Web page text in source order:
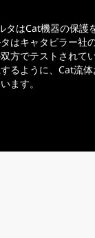
タはCat機器の保護
はキャタピラー社
方でテストされて
るように、Cat流体
ます。